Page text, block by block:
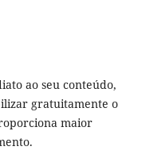
ao seu conteúdo,
gratuitamente o
maior